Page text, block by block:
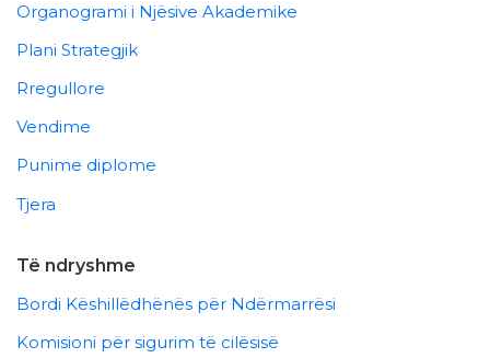
Organogrami i Njësive Akademike
Plani Strategjik
Rregullore
Vendime
Punime diplome
Tjera
Të ndryshme
Bordi Këshillëdhënës për Ndërmarrësi
Komisioni për sigurim të cilësisë